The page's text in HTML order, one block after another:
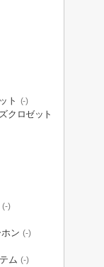
ト (-)
クロゼット
(-)
ン (-)
ム (-)